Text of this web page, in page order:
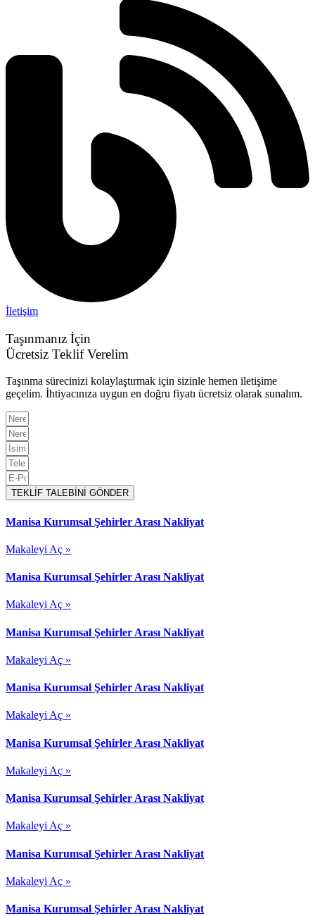
İletişim
Taşınmanız İçin
Ücretsiz Teklif Verelim
Taşınma sürecinizi kolaylaştırmak için sizinle hemen iletişime
geçelim. İhtiyacınıza uygun en doğru fiyatı ücretsiz olarak sunalım.
TEKLİF TALEBİNİ GÖNDER
Manisa Kurumsal Şehirler Arası Nakliyat
Makaleyi Aç »
Manisa Kurumsal Şehirler Arası Nakliyat
Makaleyi Aç »
Manisa Kurumsal Şehirler Arası Nakliyat
Makaleyi Aç »
Manisa Kurumsal Şehirler Arası Nakliyat
Makaleyi Aç »
Manisa Kurumsal Şehirler Arası Nakliyat
Makaleyi Aç »
Manisa Kurumsal Şehirler Arası Nakliyat
Makaleyi Aç »
Manisa Kurumsal Şehirler Arası Nakliyat
Makaleyi Aç »
Manisa Kurumsal Şehirler Arası Nakliyat